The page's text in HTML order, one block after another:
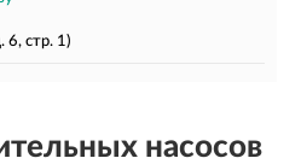
стр. 1)
насосов